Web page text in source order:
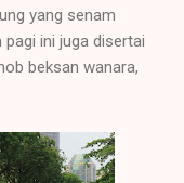
yang senam
ini juga disertai
beksan wanara,